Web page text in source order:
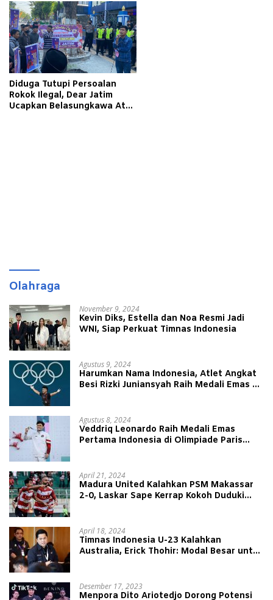
Diduga Tutupi Persoalan
Rokok Ilegal, Dear Jatim
Ucapkan Belasungkawa Atas
Olahraga
November 9, 2024
Kevin Diks, Estella dan Noa Resmi Jadi
WNI, Siap Perkuat Timnas Indonesia
Agustus 9, 2024
Harumkan Nama Indonesia, Atlet Angkat
Besi Rizki Juniansyah Raih Medali Emas di
Agustus 8, 2024
Veddriq Leonardo Raih Medali Emas
Pertama Indonesia di Olimpiade Paris
April 21, 2024
Madura United Kalahkan PSM Makassar
2-0, Laskar Sape Kerrap Kokoh Duduki
April 18, 2024
Timnas Indonesia U-23 Kalahkan
Australia, Erick Thohir: Modal Besar untuk
Desember 17, 2023
Menpora Dito Ariotedjo Dorong Potensi